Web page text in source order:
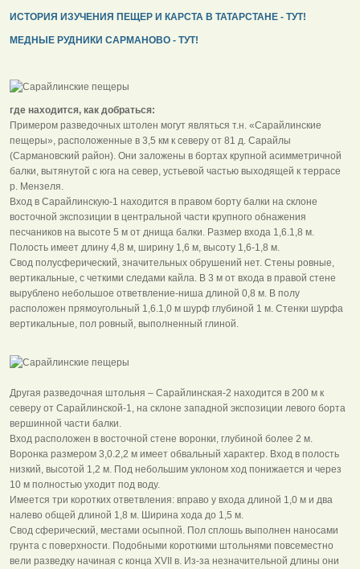
ИСТОРИЯ ИЗУЧЕНИЯ ПЕЩЕР И КАРСТА В ТАТАРСТАНЕ - ТУТ!
МЕДНЫЕ РУДНИКИ САРМАНОВО - ТУТ!
где находится, как добраться:
Примером разведочных штолен могут являться т.н. «Сарайлинские
пещеры», расположенные в 3,5 км к северу от 81 д. Сарайлы
(Сармановский район). Они заложены в бортах крупной асимметричной
балки, вытянутой с юга на север, устьевой частью выходящей к террасе
р. Мензеля.
Вход в Сарайлинскую-1 находится в правом борту балки на склоне
восточной экспозиции в центральной части крупного обнажения
песчаников на высоте 5 м от днища балки. Размер входа 1,6.1,8 м.
Полость имеет длину 4,8 м, ширину 1,6 м, высоту 1,6-1,8 м.
Свод полусферический, значительных обрушений нет. Стены ровные,
вертикальные, с четкими следами кайла. В 3 м от входа в правой стене
вырублено небольшое ответвление-ниша длиной 0,8 м. В полу
расположен прямоугольный 1,6.1,0 м шурф глубиной 1 м. Стенки шурфа
вертикальные, пол ровный, выполненный глиной.
Другая разведочная штольня – Сарайлинская-2 находится в 200 м к
северу от Сарайлинской-1, на склоне западной экспозиции левого борта
вершинной части балки.
Вход расположен в восточной стене воронки, глубиной более 2 м.
Воронка размером 3,0.2,2 м имеет обвальный характер. Вход в полость
низкий, высотой 1,2 м. Под небольшим уклоном ход понижается и через
10 м полностью уходит под воду.
Имеется три коротких ответвления: вправо у входа длиной 1,0 м и два
налево общей длиной 1,8 м. Ширина хода до 1,5 м.
Свод сферический, местами осыпной. Пол сплошь выполнен наносами
грунта с поверхности. Подобными короткими штольнями повсеместно
вели разведку начиная с конца XVII в. Из-за незначительной длины они